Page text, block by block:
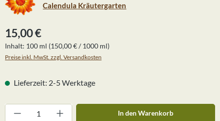
Calendula Kräutergarten
Regulärer Preis:
15,00 €
Inhalt: 100 ml (150,00 € / 1000 ml)
Preise inkl. MwSt. zzgl. Versandkosten
Lieferzeit: 2-5 Werktage
Produkt Anzahl: Gib den gewünschten Wert
In den Warenkorb